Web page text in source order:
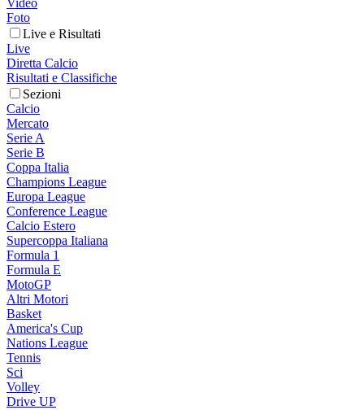
Video
Foto
Live e Risultati
Live
Diretta Calcio
Risultati e Classifiche
Sezioni
Calcio
Mercato
Serie A
Serie B
Coppa Italia
Champions League
Europa League
Conference League
Calcio Estero
Supercoppa Italiana
Formula 1
Formula E
MotoGP
Altri Motori
Basket
America's Cup
Nations League
Tennis
Sci
Volley
Drive UP